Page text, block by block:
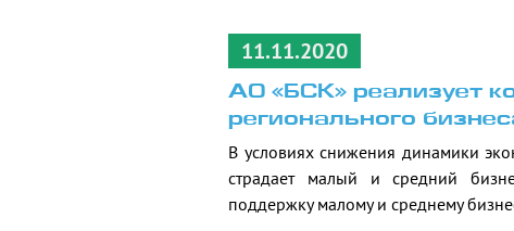
11.11.2020
АО «БСК» реализует
регионального
В условиях снижения динамики
страдает малый и средний
поддержку малому и среднему